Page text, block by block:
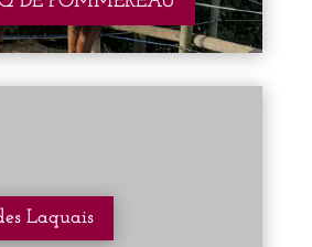
Laquais